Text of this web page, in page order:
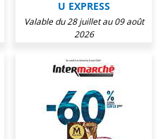
U EXPRESS
Valable du 28 juillet au 09 août
2026